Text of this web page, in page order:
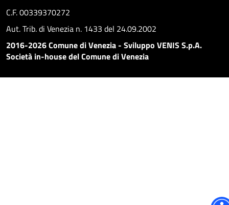
C.F. 00339370272
Aut. Trib. di Venezia n. 1433 del 24.09.2002
2016-2026 Comune di Venezia - Sviluppo VENIS S.p.A.
Società in-house del Comune di Venezia